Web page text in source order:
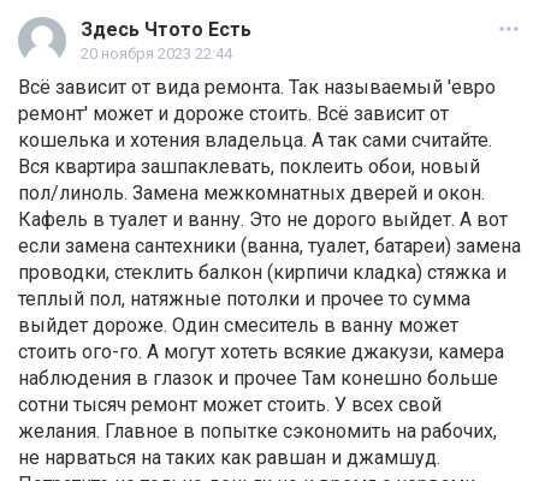
Здесь Чтото Есть
20 ноября 2023 22:44
Всё зависит от вида ремонта. Так называемый 'евро
ремонт' может и дороже стоить. Всё зависит от
кошелька и хотения владельца. А так сами считайте.
Вся квартира зашпаклевать, поклеить обои, новый
пол/линоль. Замена межкомнатных дверей и окон.
Кафель в туалет и ванну. Это не дорого выйдет. А вот
если замена сантехники (ванна, туалет, батареи) замена
проводки, стеклить балкон (кирпичи кладка) стяжка и
теплый пол, натяжные потолки и прочее то сумма
выйдет дороже. Один смеситель в ванну может
стоить ого-го. А могут хотеть всякие джакузи, камера
наблюдения в глазок и прочее Там конешно больше
сотни тысяч ремонт может стоить. У всех свой
желания. Главное в попытке сэкономить на рабочих,
не нарваться на таких как равшан и джамшуд.